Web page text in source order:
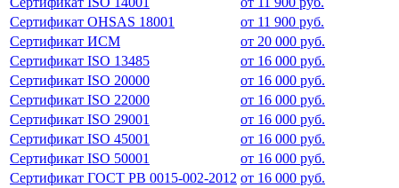
Сертификат OHSAS 18001
от 11 900 руб.
Сертификат ИСМ
от 20 000 руб.
Сертификат ISO 13485
от 16 000 руб.
Сертификат ISO 20000
от 16 000 руб.
Сертификат ISO 22000
от 16 000 руб.
Сертификат ISO 29001
от 16 000 руб.
Сертификат ISO 45001
от 16 000 руб.
Сертификат ISO 50001
от 16 000 руб.
Сертификат ГОСТ РВ 0015-002-2012 от 16 000 руб.